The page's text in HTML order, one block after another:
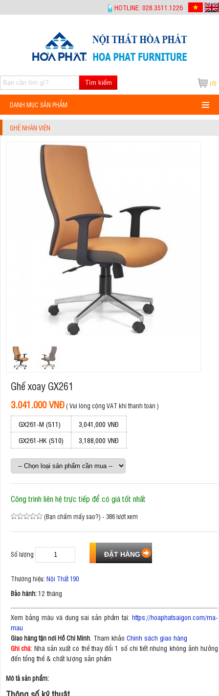
HOTLINE: 028.3511.1226
(0)
Tìm kiếm
DANH MỤC SẢN PHẨM
GHẾ NHÂN VIÊN
Ghế xoay GX261
3.041.000 VNĐ( Vui lòng cộng VAT khi thanh toán )
GX261-M (S11)
3,041,000 VNĐ
GX261-HK (S10)
3,188,000 VNĐ
Công trình liên hệ trực tiếp để có giá tốt nhất
(Bạn chấm mấy sao?) - 386 lượt xem
Số lượng
Thương hiệu: Nội Thất 190
Bảo hành:12 tháng
Xem bảng màu và dung sai sản phẩm tại: https://hoaphatsaigon.com/ma-
mau
Giao hàng tận nơi Hồ Chí Minh . Tham khảo Chính sách giao hàng
Ghi chú: Nhà sản xuất có thể thay đổi 1 số chi tiết nhưng không ảnh hưởng
đến tổng thể & chất lượng sản phẩm
Mô tả sản phẩm: